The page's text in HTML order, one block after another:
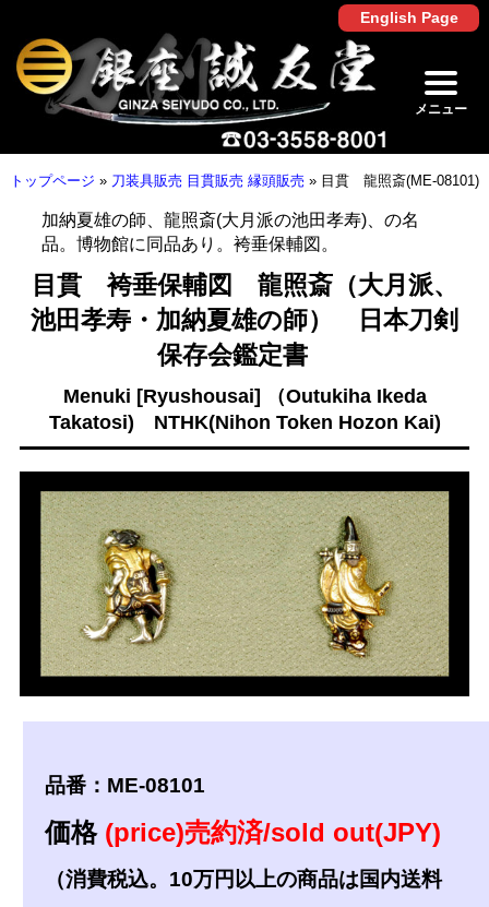
English Page
メニュー
トップページ » 刀装具販売 目貫販売 縁頭販売 » 目貫 龍照斎(ME-08101)
加納夏雄の師、龍照斎(大月派の池田孝寿)、の名
品。博物館に同品あり。袴垂保輔図。
目貫 袴垂保輔図 龍照斎（大月派、
池田孝寿・加納夏雄の師） 日本刀剣
保存会鑑定書
Menuki [Ryushousai] （Outukiha Ikeda
Takatosi) NTHK(Nihon Token Hozon Kai)
品番：ME-08101
価格 (price)売約済/sold out(JPY)
（消費税込。10万円以上の商品は国内送料